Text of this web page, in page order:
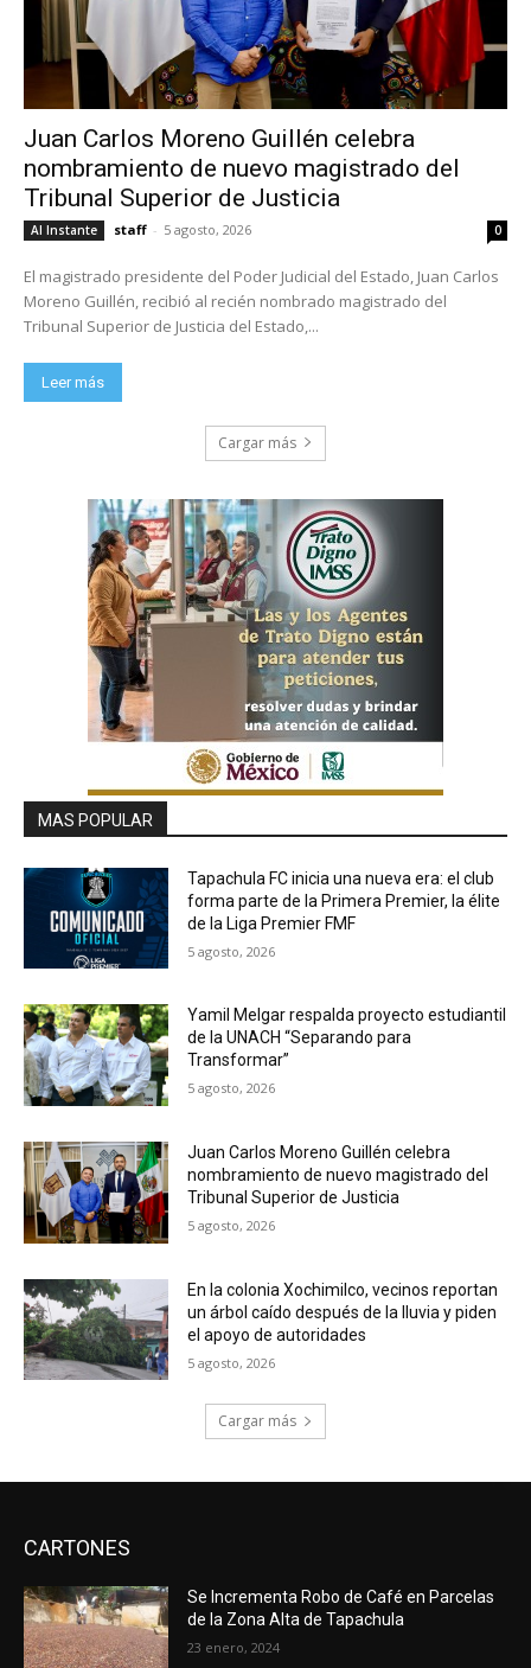
Juan Carlos Moreno Guillén celebra
nombramiento de nuevo magistrado del
Tribunal Superior de Justicia
Al Instante staff - 5 agosto, 2026 0
El magistrado presidente del Poder Judicial del Estado, Juan Carlos
Moreno Guillén, recibió al recién nombrado magistrado del
Tribunal Superior de Justicia del Estado,...
Leer más
Cargar más
MAS POPULAR
Tapachula FC inicia una nueva era: el club
forma parte de la Primera Premier, la élite
de la Liga Premier FMF
5 agosto, 2026
Yamil Melgar respalda proyecto estudiantil
de la UNACH “Separando para
Transformar”
5 agosto, 2026
Juan Carlos Moreno Guillén celebra
nombramiento de nuevo magistrado del
Tribunal Superior de Justicia
5 agosto, 2026
En la colonia Xochimilco, vecinos reportan
un árbol caído después de la lluvia y piden
el apoyo de autoridades
5 agosto, 2026
Cargar más
CARTONES
Se Incrementa Robo de Café en Parcelas
de la Zona Alta de Tapachula
23 enero, 2024